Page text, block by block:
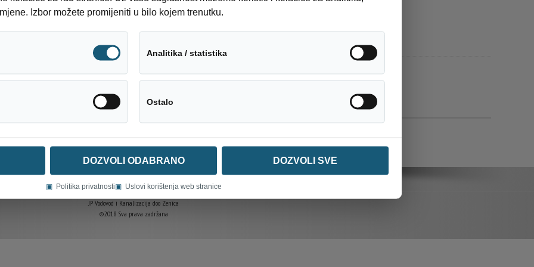
80, Prvomajska, od broja 27 do broja 48
14:00 sati
JP Vodovod i Kanalizacija doo Zenica
©2018 Sva prava zadržana
Izbor možete promijeniti u bilo kojem trenutku.
Tehnički neophodniAnalitika / statistika Analitika / statistika
Društveni medijiOstalo Ostalo
DOZVOLI ODABRANO DOZVOLI SVE
▣ Politika privatnosti▣ Uslovi korištenja web stranice